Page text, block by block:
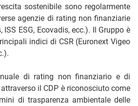
sostenibile sono regolarmente
agenzie di rating non finanziarie
ISS ESG, Ecovadis, ecc.). Il Gruppo è
indici di CSR (Euronext Vigeo
di rating non finanziario e di
il CDP è riconosciuto come
di trasparenza ambientale delle